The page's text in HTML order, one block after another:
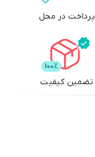
پرداخت در محل
تضمین کیفیت